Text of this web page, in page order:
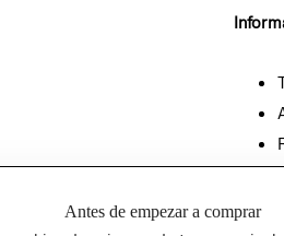
Antes de empezar a comprar